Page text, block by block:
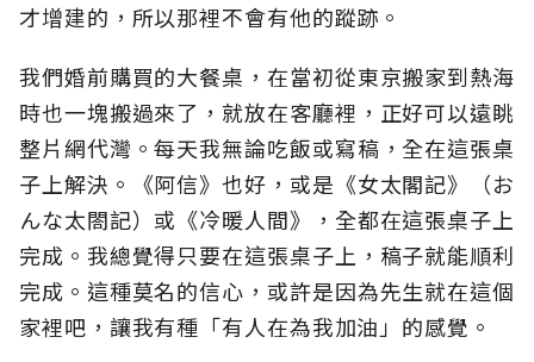
才增建的，所以那裡不會有他的蹤跡。
我們婚前購買的大餐桌，在當初從東京搬家到熱海
時也一塊搬過來了，就放在客廳裡，正好可以遠眺
整片網代灣。每天我無論吃飯或寫稿，全在這張桌
子上解決。《阿信》也好，或是《女太閣記》（お
んな太閤記）或《冷暖人間》，全都在這張桌子上
完成。我總覺得只要在這張桌子上，稿子就能順利
完成。這種莫名的信心，或許是因為先生就在這個
家裡吧，讓我有種「有人在為我加油」的感覺。